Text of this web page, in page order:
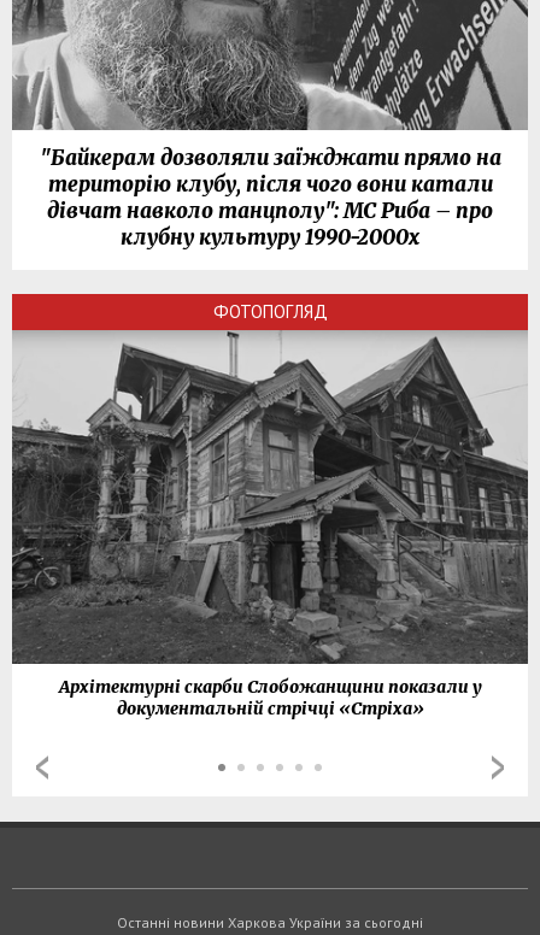
"Байкерам дозволяли заїжджати прямо на
територію клубу, після чого вони катали
дівчат навколо танцполу": МС Риба – про
клубну культуру 1990-2000х
ФОТОПОГЛЯД
Архітектурні скарби Слобожанщини показали у
документальній стрічці «Стріха»
Останні новини Харкова України за сьогодні